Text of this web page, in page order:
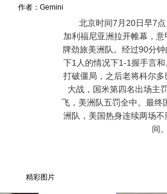
作者：Gemini
北京时间7月20日早7点
加利福尼亚洲拉开帷幕，
牌劲旅美洲队。经过90分
下1人的情况下1-1握手言
打破僵局，之后老将科尔
大战，国米第四名出场主
飞，美洲队五罚全中。最终
洲队，美国热身连续两场
间。
精彩图片